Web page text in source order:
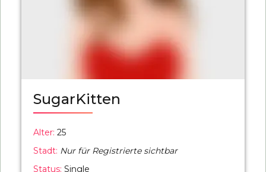
SugarKitten
Alter: 25
Stadt: Nur für Registrierte sichtbar
Status: Single